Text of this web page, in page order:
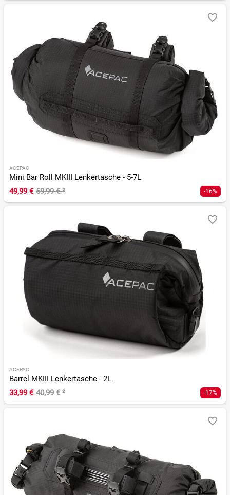
ACEPAC
Mini Bar Roll MKIII Lenkertasche - 5-7L
49,99 € 59,99 €² -16%
ACEPAC
Barrel MKIII Lenkertasche - 2L
33,99 € 40,99 €² -17%